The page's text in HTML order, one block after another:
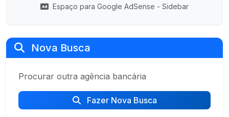
Espaço para Google AdSense - Sidebar
Nova Busca
Procurar outra agência bancária
Fazer Nova Busca